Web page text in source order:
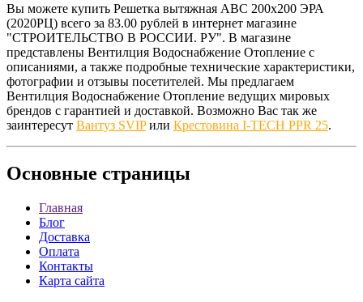
Вы можете купить Решетка вытяжная АВС 200х200 ЭРА
(2020РЦ) всего за 83.00 рублей в интернет магазине
"СТРОИТЕЛЬСТВО В РОССИИ. РУ". В магазине
представлены Вентилция Водоснабжение Отопление с
описаниями, а также подробные технические характеристики,
фотографии и отзывы посетителей. Мы предлагаем
Вентилция Водоснабжение Отопление ведущих мировых
брендов с гарантией и доставкой. Возможно Вас так же
заинтересут Вантуз SVIPили Крестовина I-TECH PPR 25.
Основные страницы
Главная
Блог
Доставка
Оплата
Контакты
Карта сайта